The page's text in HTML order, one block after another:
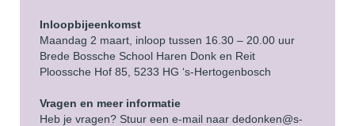
Inloopbijeenkomst
Maandag 2 maart, inloop tussen 16.30 – 20.00 uur
Brede Bossche School Haren Donk en Reit
Ploossche Hof 85, 5233 HG ‘s-Hertogenbosch
Vragen en meer informatie
Heb je vragen? Stuur een e-mail naar dedonken@s-